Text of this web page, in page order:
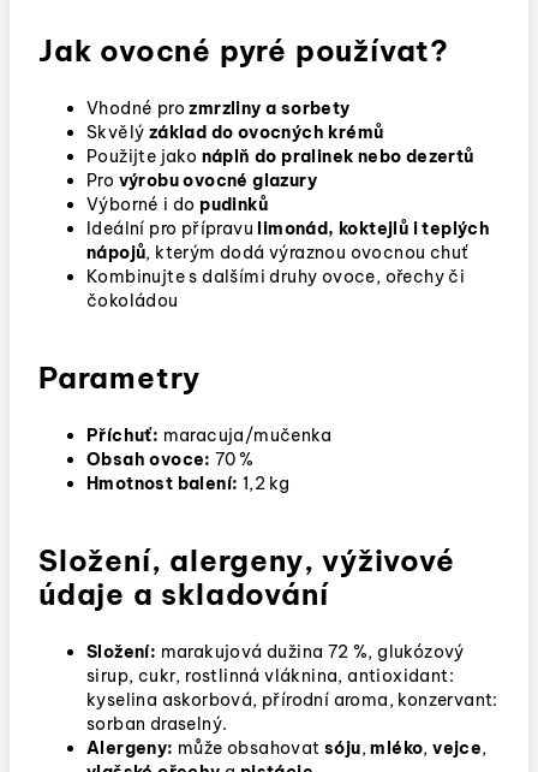
Jak ovocné pyré používat?
Vhodné pro zmrzliny a sorbety
Skvělý základ do ovocných krémů
Použijte jako náplň do pralinek nebo dezertů
Pro výrobu ovocné glazury
Výborné i do pudinků
Ideální pro přípravu limonád, koktejlů i teplých
nápojů, kterým dodá výraznou ovocnou chuť
Kombinujte s dalšími druhy ovoce, ořechy či
čokoládou
Parametry
Příchuť: maracuja/mučenka
Obsah ovoce: 70 %
Hmotnost balení: 1,2 kg
Složení, alergeny, výživové
údaje a skladování
Složení: marakujová dužina 72 %, glukózový
sirup, cukr, rostlinná vláknina, antioxidant:
kyselina askorbová, přírodní aroma, konzervant:
sorban draselný.
Alergeny: může obsahovatsóju,mléko,vejce,